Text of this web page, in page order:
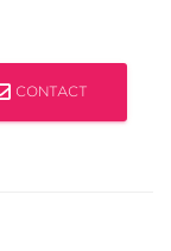
CONTACT